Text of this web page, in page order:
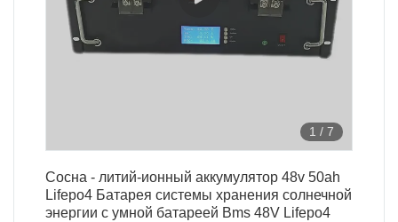
1 / 7
Сосна - литий-ионный аккумулятор 48v 50ah
Lifepo4 Батарея системы хранения солнечной
энергии с умной батареей Bms 48V Lifepo4